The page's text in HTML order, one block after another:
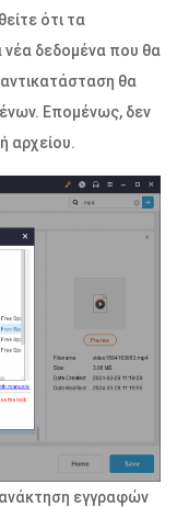
ότι τα
νέα δεδομένα που θα
θα
Επομένως, δεν
αρχείου.
ανάκτηση εγγραφών